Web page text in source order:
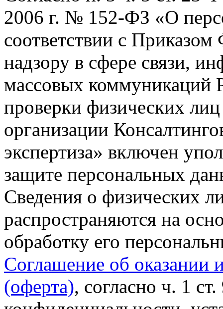
2006 г. № 152-ФЗ «О
соответствии с
надзору в сфере связи,
массовых коммуникаций
проверки физических
организации
экспертиза» включен
защите персональных
Сведения о физических
распространяются на
обработку его
Соглашение об оказании
(оферта), согласно ч. 1